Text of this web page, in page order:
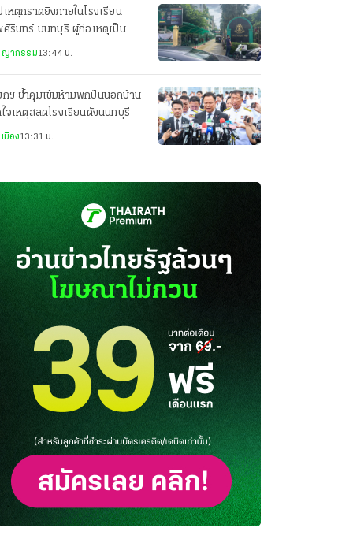
เหตุกราดยิงภายในโรงเรียน
ศิรินทร์ นนทบุรี ผู้ก่อเหตุเป็น
ญากรรม13:44 น.
กฯ ย้ำคุมเข้มห้ามพกปืนนอกบ้าน
ใจเหตุสลดโรงเรียนดังนนทบุรี
มือง13:31 น.